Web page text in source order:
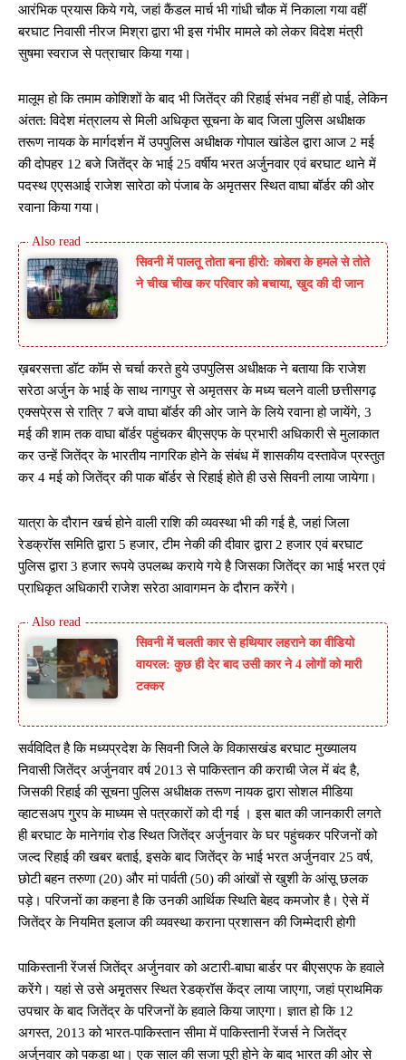
आरंभिक प्रयास किये गये, जहां कैंडल मार्च भी गांधी चौक में निकाला गया वहीं
बरघाट निवासी नीरज मिश्रा द्वारा भी इस गंभीर मामले को लेकर विदेश मंत्री
सुषमा स्वराज से पत्राचार किया गया।
मालूम हो कि तमाम कोशिशों के बाद भी जितेंद्र की रिहाई संभव नहीं हो पाई, लेकिन
अंतत: विदेश मंत्रालय से मिली अधिकृत सूचना के बाद जिला पुलिस अधीक्षक
तरूण नायक के मार्गदर्शन में उपपुलिस अधीक्षक गोपाल खांडेल द्वारा आज 2 मई
की दोपहर 12 बजे जितेंद्र के भाई 25 वर्षीय भरत अर्जुनवार एवं बरघाट थाने में
पदस्थ एएसआई राजेश सारेठा को पंजाब के अमृतसर स्थित वाघा बॉर्डर की ओर
रवाना किया गया।
सिवनी में पालतू तोता बना हीरो: कोबरा के हमले से तोते
ने चीख चीख कर परिवार को बचाया, खुद की दी जान
ख़बरसत्ता डॉट कॉम से चर्चा करते हुये उपपुलिस अधीक्षक ने बताया कि राजेश
सरेठा अर्जुन के भाई के साथ नागपुर से अमृतसर के मध्य चलने वाली छत्तीसगढ़
एक्सपे्रस से रात्रि 7 बजे वाघा बॉर्डर की ओर जाने के लिये रवाना हो जायेंगे, 3
मई की शाम तक वाघा बॉर्डर पहुंचकर बीएसएफ के प्रभारी अधिकारी से मुलाकात
कर उन्हें जितेंद्र के भारतीय नागरिक होने के संबंध में शासकीय दस्तावेज प्रस्तुत
कर 4 मई को जितेंद्र की पाक बॉर्डर से रिहाई होते ही उसे सिवनी लाया जायेगा।
यात्रा के दौरान खर्च होने वाली राशि की व्यवस्था भी की गई है, जहां जिला
रेडक्रॉस समिति द्वारा 5 हजार, टीम नेकी की दीवार द्वारा 2 हजार एवं बरघाट
पुलिस द्वारा 3 हजार रूपये उपलब्ध कराये गये है जिसका जितेंद्र का भाई भरत एवं
प्राधिकृत अधिकारी राजेश सरेठा आवागमन के दौरान करेंगे।
सिवनी में चलती कार से हथियार लहराने का वीडियो
वायरल: कुछ ही देर बाद उसी कार ने 4 लोगों को मारी
टक्कर
सर्वविदित है कि मध्यप्रदेश के सिवनी जिले के विकासखंड बरघाट मुख्यालय
निवासी जितेंद्र अर्जुनवार वर्ष 2013 से पाकिस्तान की कराची जेल में बंद है,
जिसकी रिहाई की सूचना पुलिस अधीक्षक तरूण नायक द्वारा सोशल मीडिया
व्हाटसअप गु्रप के माध्यम से पत्रकारों को दी गई । इस बात की जानकारी लगते
ही बरघाट के मानेगांव रोड स्थित जितेंद्र अर्जुनवार के घर पहुंचकर परिजनों को
जल्द रिहाई की खबर बताई, इसके बाद जितेंद्र के भाई भरत अर्जुनवार 25 वर्ष,
छोटी बहन तरुणा (20) और मां पार्वती (50) की आंखों से खुशी के आंसू छलक
पड़े। परिजनों का कहना है कि उनकी आर्थिक स्थिति बेहद कमजोर है। ऐसे में
जितेंद्र के नियमित इलाज की व्यवस्था कराना प्रशासन की जिम्मेदारी होगी
पाकिस्तानी रेंजर्स जितेंद्र अर्जुनवार को अटारी-बाघा बार्डर पर बीएसएफ के हवाले
करेंगे। यहां से उसे अमृृतसर स्थित रेडक्रॉस केंद्र लाया जाएगा, जहां प्राथमिक
उपचार के बाद जितेंद्र के परिजनों के हवाले किया जाएगा। ज्ञात हो कि 12
अगस्त, 2013 को भारत-पाकिस्तान सीमा में पाकिस्तानी रेंजर्स ने जितेंद्र
अर्जुनवार को पकड़ा था। एक साल की सजा पूरी होने के बाद भारत की ओर से